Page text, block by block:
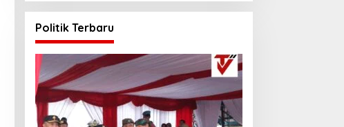
Politik Terbaru